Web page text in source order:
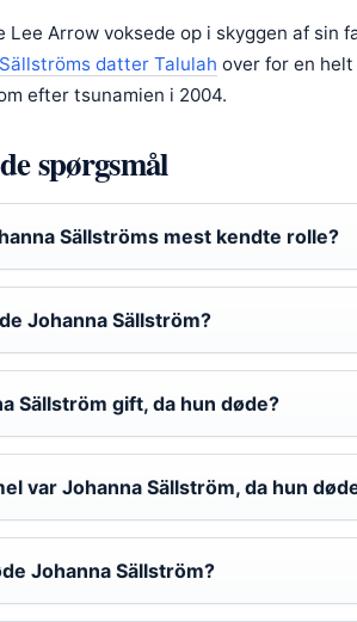
Lee Arrow voksede op i skyggen af sin
datter Talulah over for en
efter tsunamien i 2004.
spørgsmål
Sällströms mest kendte rolle?
Johanna Sällström?
Sällström gift, da hun døde?
var Johanna Sällström, da hun
Johanna Sällström?